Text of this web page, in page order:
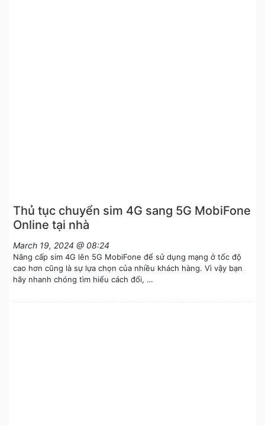
Thủ tục chuyển sim 4G sang 5G MobiFone
Online tại nhà
March 19, 2024 @ 08:24
Nâng cấp sim 4G lên 5G MobiFone để sử dụng mạng ở tốc độ
cao hơn cũng là sự lựa chọn của nhiều khách hàng. Vì vậy bạn
hãy nhanh chóng tìm hiểu cách đổi, …